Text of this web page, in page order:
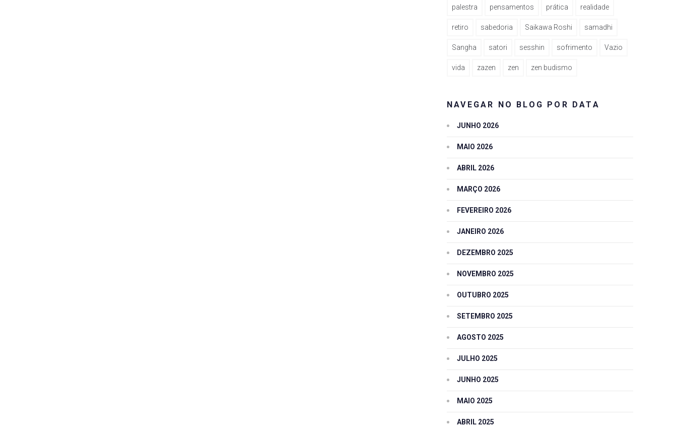
palestra pensamentos prática realidade
retiro sabedoria Saikawa Roshi samadhi
Sangha satori sesshin sofrimento Vazio
vida zazen zen zen budismo
NAVEGAR NO BLOG POR DATA
JUNHO 2026
MAIO 2026
ABRIL 2026
MARÇO 2026
FEVEREIRO 2026
JANEIRO 2026
DEZEMBRO 2025
NOVEMBRO 2025
OUTUBRO 2025
SETEMBRO 2025
AGOSTO 2025
JULHO 2025
JUNHO 2025
MAIO 2025
ABRIL 2025